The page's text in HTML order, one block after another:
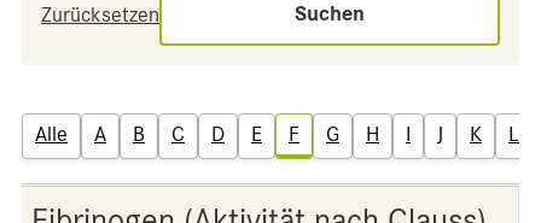
Zurücksetzen Suchen
Alle A B C D E F G H I J K L